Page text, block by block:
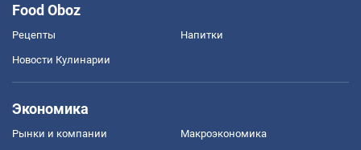
Food Oboz
Рецепты Напитки
Новости Кулинарии
Экономика
Рынки и компании Mакроэкономика